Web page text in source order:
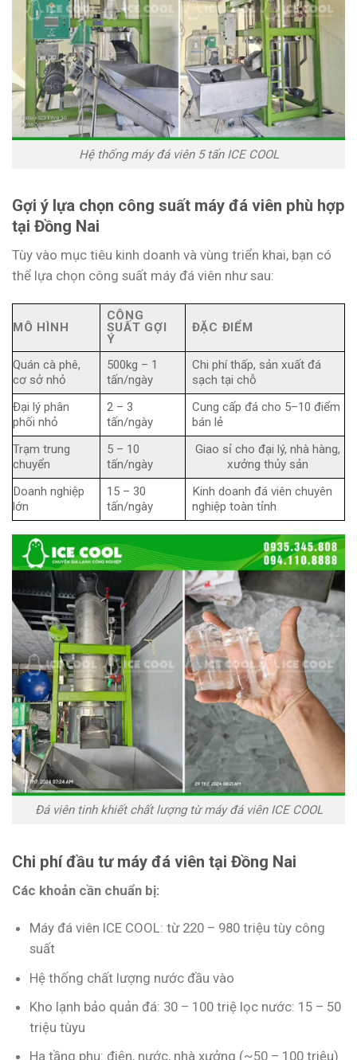
Hệ thống máy đá viên 5 tấn ICE COOL
Gợi ý lựa chọn công suất máy đá viên phù hợp
tại Đồng Nai
Tùy vào mục tiêu kinh doanh và vùng triển khai, bạn có
thể lựa chọn công suất máy đá viên như sau:
MÔ HÌNH
CÔNG
SUẤT GỢI
Ý
ĐẶC ĐIỂM
Quán cà phê,
cơ sở nhỏ
500kg – 1
tấn/ngày
Chi phí thấp, sản xuất đá
sạch tại chỗ
Đại lý phân
phối nhỏ
2 – 3
tấn/ngày
Cung cấp đá cho 5–10 điểm
bán lẻ
Trạm trung
chuyển
5 – 10
tấn/ngày
Giao sỉ cho đại lý, nhà hàng,
xưởng thủy sản
Doanh nghiệp
lớn
15 – 30
tấn/ngày
Kinh doanh đá viên chuyên
nghiệp toàn tỉnh
Đá viên tinh khiết chất lượng từ máy đá viên ICE COOL
Chi phí đầu tư máy đá viên tại Đồng Nai
Các khoản cần chuẩn bị:
Máy đá viên ICE COOL: từ 220 – 980 triệu tùy công
suất
Hệ thống chất lượng nước đầu vào
Kho lạnh bảo quản đá: 30 – 100 triệ lọc nước: 15 – 50
triệu tùyu
Hạ tầng phụ: điện, nước, nhà xưởng (~50 – 100 triệu)